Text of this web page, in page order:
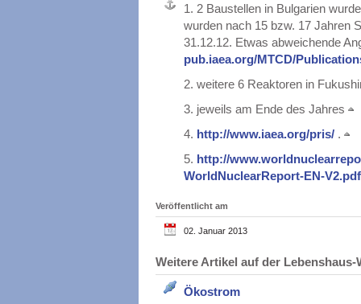
1. 2 Baustellen in Bulgarien
wurden nach 15 bzw. 17 Jahren
31.12.12. Etwas abweichende
pub.iaea.org/MTCD/
2. weitere 6 Reaktoren in
3. jeweils am Ende des Jahres
4. http://www.iaea.org/pris/ .
5. http://
WorldNuclearReport-EN-
Veröffentlicht am
02. Januar 2013
Weitere Artikel auf der
Ökostrom